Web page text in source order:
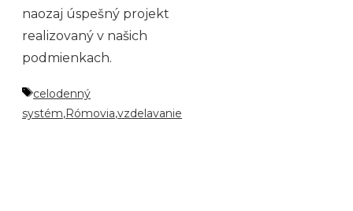
naozaj úspešný projekt
realizovaný v našich
podmienkach.
Značky
celodenný
systém,Rómovia,vzdelavanie